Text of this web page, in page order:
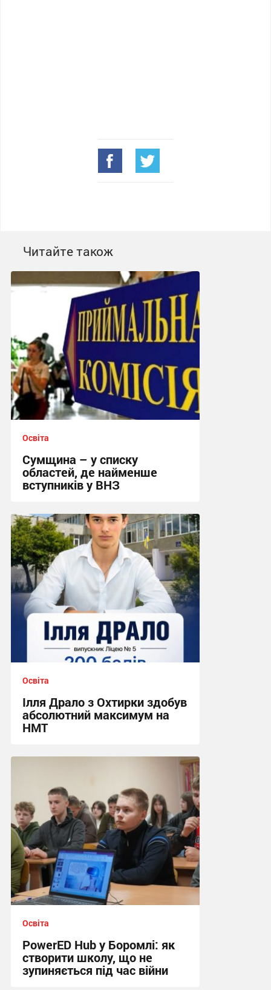
Читайте також
Освіта
Сумщина – у списку
областей, де найменше
вступників у ВНЗ
09:17, 29.07.2026
Освіта
Ілля Драло з Охтирки здобув
абсолютний максимум на
НМТ
Освіта
PowerED Hub у Боромлі: як
створити школу, що не
зупиняється під час війни